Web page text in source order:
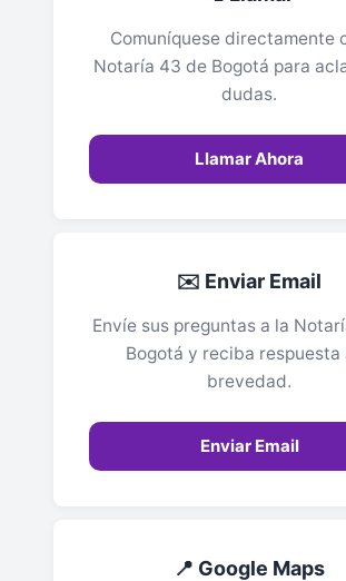
Comuníquese directamente
Notaría 43 de Bogotá para
dudas.
Llamar Ahora
✉️ Enviar Email
Envíe sus preguntas a la
Bogotá y reciba respuesta
brevedad.
Enviar Email
📍 Google Maps